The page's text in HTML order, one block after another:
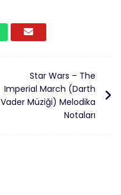
Star Wars – The
Imperial March (Darth
Vader Müziği) Melodika
Notaları